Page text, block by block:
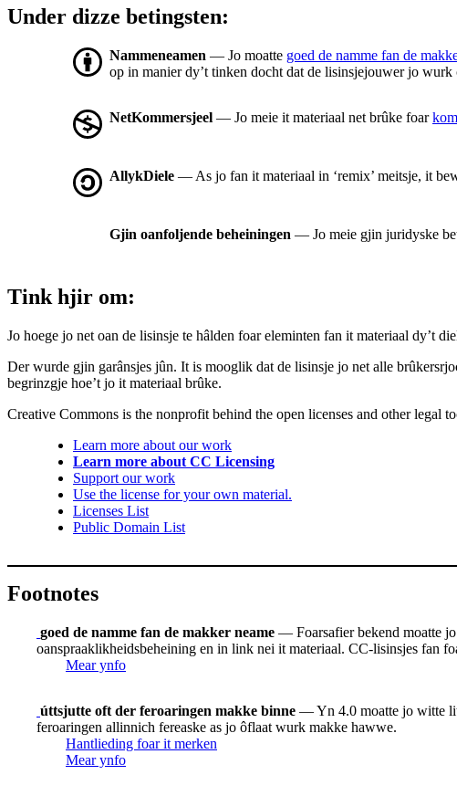
Under dizze betingsten:
Nammeneamen — Jo moatte goed de namme fan de
op in manier dy’t tinken docht dat de lisinsjejouwer jo
NetKommersjeel — Jo meie it materiaal net brûke foar
AllykDiele — As jo fan it materiaal in ‘remix’ meitsje, it
Gjin oanfoljende beheiningen — Jo meie gjin juridyske
Tink hjir om:
Jo hoege jo net oan de lisinsje te hâlden foar eleminten fan it materiaal dy’t
Der wurde gjin garânsjes jûn. It is mooglik dat de lisinsje jo net alle
begrinzgje hoe’t jo it materiaal brûke.
Creative Commons is the nonprofit behind the open licenses and other legal
Learn more about our work
Learn more about CC Licensing
Support our work
Use the license for your own material.
Licenses List
Public Domain List
Footnotes
goed de namme fan de makker neame — Foarsafier bekend moatte jo
oanspraaklikheidsbeheining en in link nei it materiaal. CC-lisinsjes fan
Mear ynfo
úttsjutte oft der feroaringen makke binne — Yn 4.0 moatte jo witte
feroaringen allinnich fereaske as jo ôflaat wurk makke hawwe.
Hantlieding foar it merken
Mear ynfo